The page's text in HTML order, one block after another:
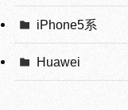
iPhone5系
Huawei